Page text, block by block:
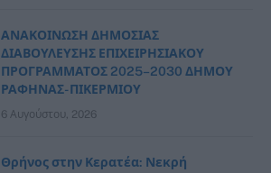
ΑΝΑΚΟΙΝΩΣΗ ΔΗΜΟΣΙΑΣ
ΔΙΑΒΟΥΛΕΥΣΗΣ ΕΠΙΧΕΙΡΗΣΙΑΚΟΥ
ΠΡΟΓΡΑΜΜΑΤΟΣ 2025–2030 ΔΗΜΟΥ
ΡΑΦΗΝΑΣ- ΠΙΚΕΡΜΙΟΥ
6 Αυγούστου, 2026
Θρήνος στην Κερατέα: Νεκρή